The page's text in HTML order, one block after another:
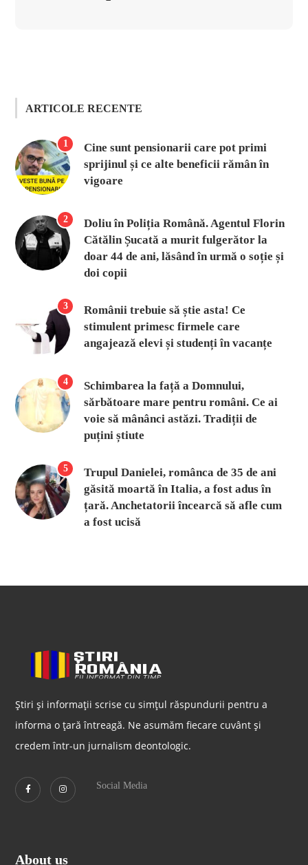
ARTICOLE RECENTE
1
Cine sunt pensionarii care pot primi
sprijinul și ce alte beneficii rămân în
vigoare
2
Doliu în Poliția Română. Agentul Florin
Cătălin Șucată a murit fulgerător la
doar 44 de ani, lăsând în urmă o soție și
doi copii
3
Românii trebuie să știe asta! Ce
stimulent primesc firmele care
angajează elevi și studenți în vacanțe
4
Schimbarea la față a Domnului,
sărbătoare mare pentru români. Ce ai
voie să mânânci astăzi. Tradiții de
puțini știute
5
Trupul Danielei, românca de 35 de ani
găsită moartă în Italia, a fost adus în
țară. Anchetatorii încearcă să afle cum
a fost ucisă
Știri și informații scrise cu simțul răspundurii pentru a
informa o țară întreagă. Ne asumăm fiecare cuvânt și
credem într-un jurnalism deontologic.
Social Media
About us